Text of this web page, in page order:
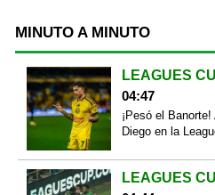
MINUTO A MINUTO
LEAGUES
04:47
¡Pesó el
Diego en la
LEAGUES